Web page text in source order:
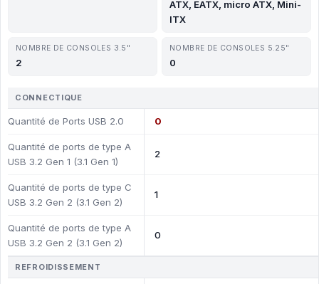
ATX, EATX, micro ATX, Mini-
ITX
NOMBRE DE CONSOLES 3.5"
2
NOMBRE DE CONSOLES 5.25"
0
CONNECTIQUE
Quantité de Ports USB 2.0 0
Quantité de ports de type A
USB 3.2 Gen 1 (3.1 Gen 1)
2
Quantité de ports de type C
USB 3.2 Gen 2 (3.1 Gen 2)
1
Quantité de ports de type A
USB 3.2 Gen 2 (3.1 Gen 2)
0
REFROIDISSEMENT